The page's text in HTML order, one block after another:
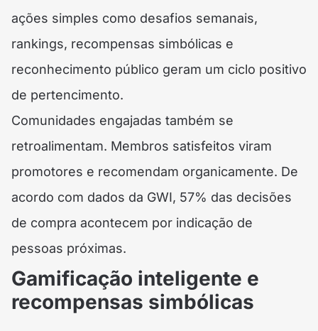
ações simples como desafios semanais,
rankings, recompensas simbólicas e
reconhecimento público geram um ciclo positivo
de pertencimento.
Comunidades engajadas também se
retroalimentam. Membros satisfeitos viram
promotores e recomendam organicamente. De
acordo com dados da GWI, 57% das decisões
de compra acontecem por indicação de
pessoas próximas.
Gamificação inteligente e
recompensas simbólicas